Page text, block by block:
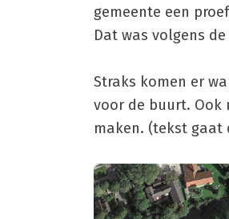
gemeente een
Dat was volgens
Straks komen er
voor de buurt. Ook
maken. (tekst gaat